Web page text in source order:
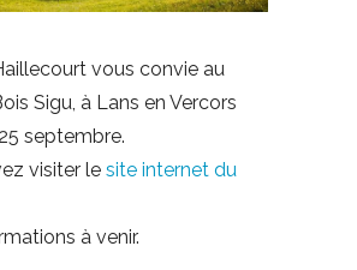
vous convie au
Sigu, à Lans en Vercors
septembre.
visiter le site internet du
à venir.